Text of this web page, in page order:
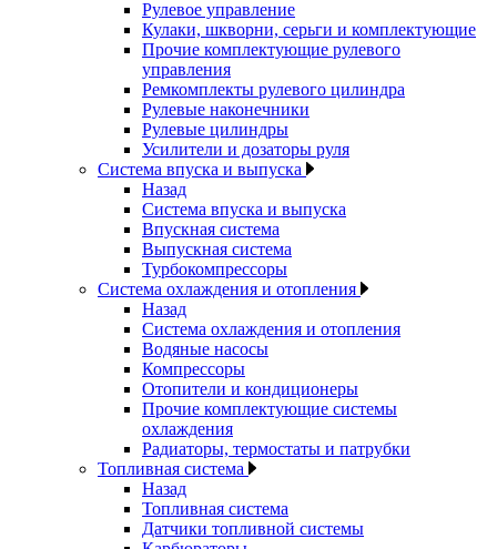
Рулевое управление
Кулаки, шкворни, серьги и комплектующие
Прочие комплектующие рулевого
управления
Ремкомплекты рулевого цилиндра
Рулевые наконечники
Рулевые цилиндры
Усилители и дозаторы руля
Система впуска и выпуска
Назад
Система впуска и выпуска
Впускная система
Выпускная система
Турбокомпрессоры
Система охлаждения и отопления
Назад
Система охлаждения и отопления
Водяные насосы
Компрессоры
Отопители и кондиционеры
Прочие комплектующие системы
охлаждения
Радиаторы, термостаты и патрубки
Топливная система
Назад
Топливная система
Датчики топливной системы